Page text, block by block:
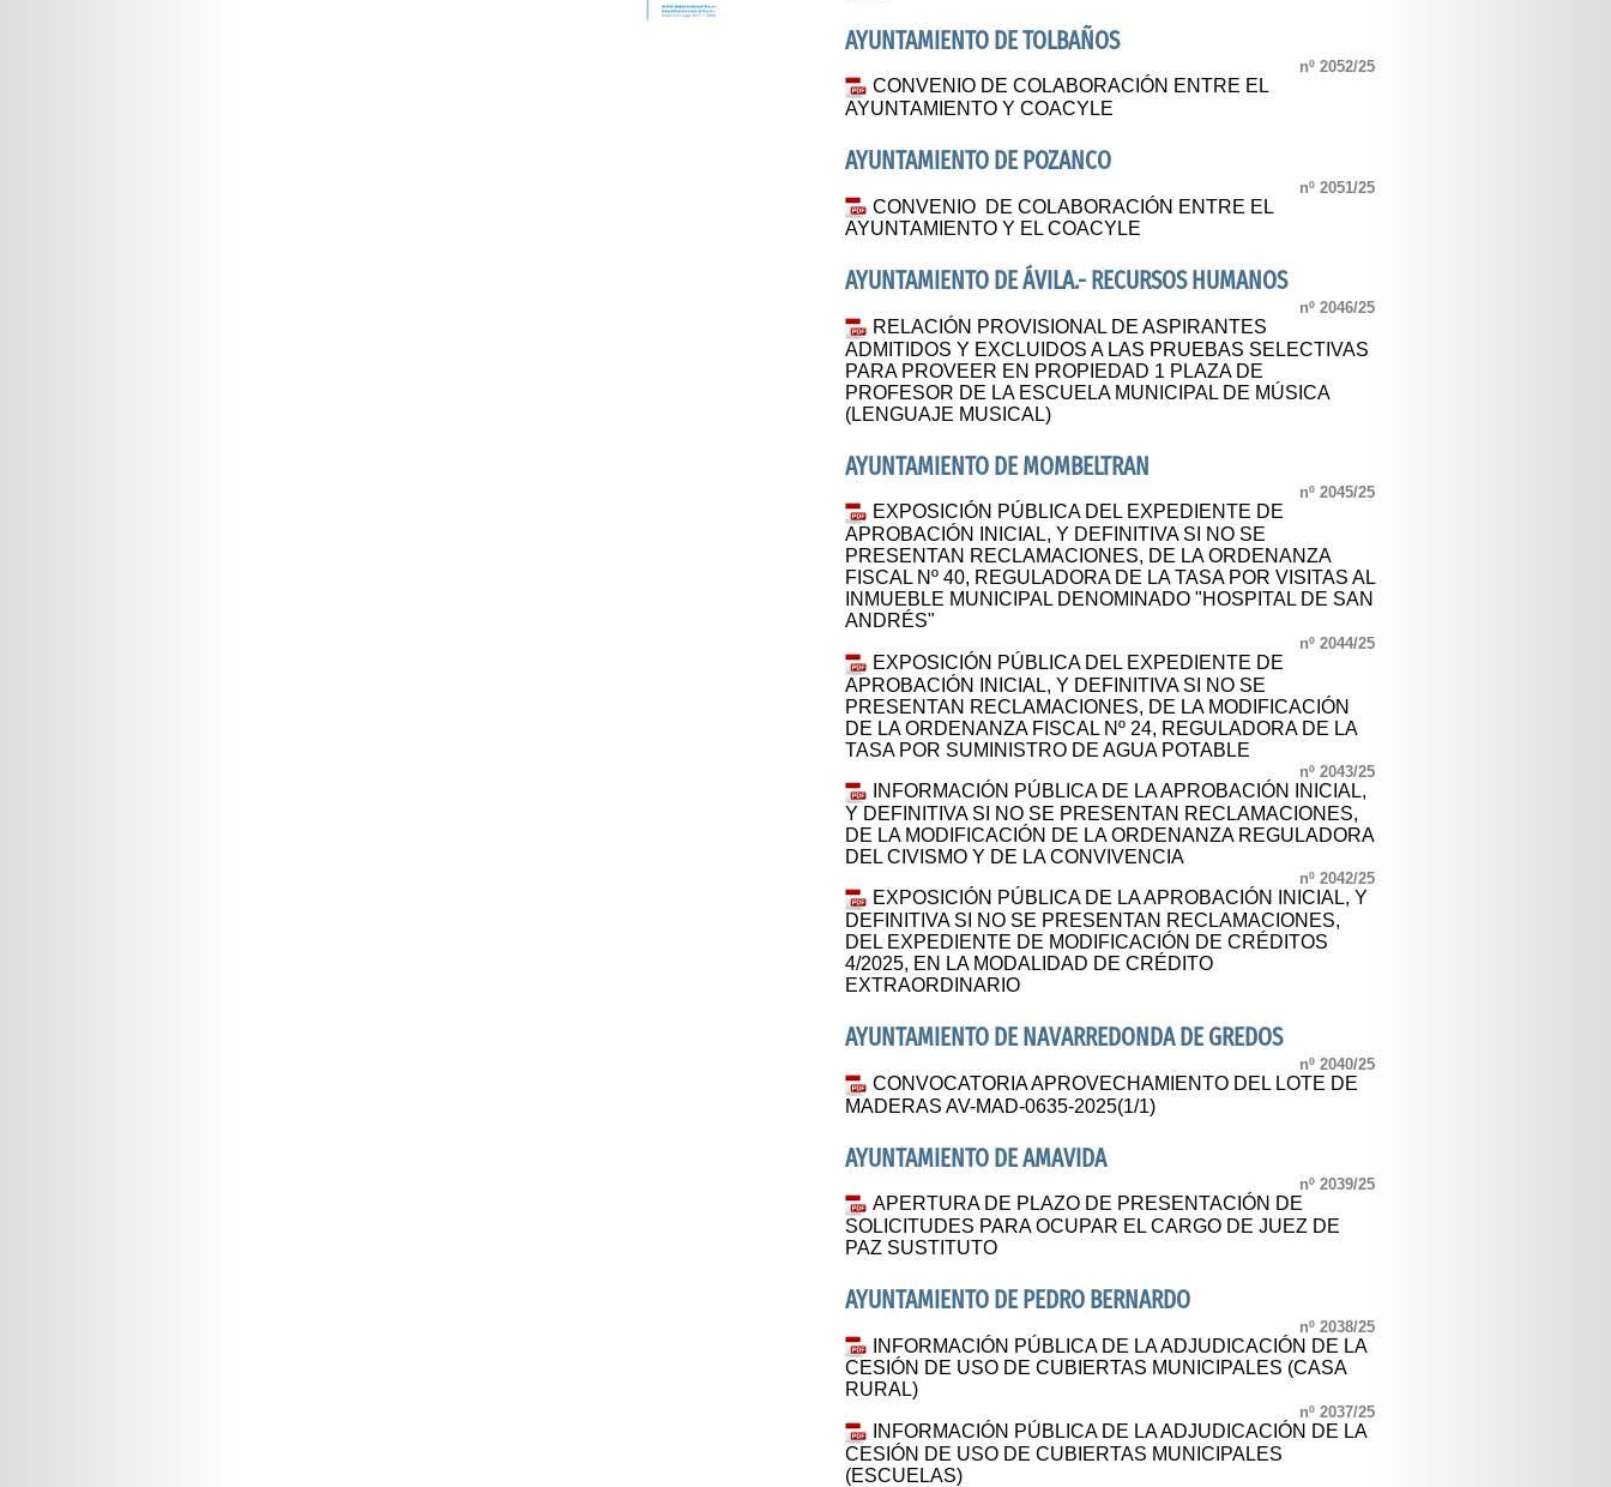
AYUNTAMIENTO DE TOLBAÑOS
nº 2052/25
CONVENIO DE COLABORACIÓN ENTRE EL
AYUNTAMIENTO Y COACYLE
AYUNTAMIENTO DE POZANCO
nº 2051/25
CONVENIO DE COLABORACIÓN ENTRE EL
AYUNTAMIENTO Y EL COACYLE
AYUNTAMIENTO DE ÁVILA.- RECURSOS HUMANOS
nº 2046/25
RELACIÓN PROVISIONAL DE ASPIRANTES
ADMITIDOS Y EXCLUIDOS A LAS PRUEBAS SELECTIVAS
PARA PROVEER EN PROPIEDAD 1 PLAZA DE
PROFESOR DE LA ESCUELA MUNICIPAL DE MÚSICA
(LENGUAJE MUSICAL)
AYUNTAMIENTO DE MOMBELTRAN
nº 2045/25
EXPOSICIÓN PÚBLICA DEL EXPEDIENTE DE
APROBACIÓN INICIAL, Y DEFINITIVA SI NO SE
PRESENTAN RECLAMACIONES, DE LA ORDENANZA
FISCAL Nº 40, REGULADORA DE LA TASA POR VISITAS AL
INMUEBLE MUNICIPAL DENOMINADO "HOSPITAL DE SAN
ANDRÉS"
nº 2044/25
EXPOSICIÓN PÚBLICA DEL EXPEDIENTE DE
APROBACIÓN INICIAL, Y DEFINITIVA SI NO SE
PRESENTAN RECLAMACIONES, DE LA MODIFICACIÓN
DE LA ORDENANZA FISCAL Nº 24, REGULADORA DE LA
TASA POR SUMINISTRO DE AGUA POTABLE
nº 2043/25
INFORMACIÓN PÚBLICA DE LA APROBACIÓN INICIAL,
Y DEFINITIVA SI NO SE PRESENTAN RECLAMACIONES,
DE LA MODIFICACIÓN DE LA ORDENANZA REGULADORA
DEL CIVISMO Y DE LA CONVIVENCIA
nº 2042/25
EXPOSICIÓN PÚBLICA DE LA APROBACIÓN INICIAL, Y
DEFINITIVA SI NO SE PRESENTAN RECLAMACIONES,
DEL EXPEDIENTE DE MODIFICACIÓN DE CRÉDITOS
4/2025, EN LA MODALIDAD DE CRÉDITO
EXTRAORDINARIO
AYUNTAMIENTO DE NAVARREDONDA DE GREDOS
nº 2040/25
CONVOCATORIA APROVECHAMIENTO DEL LOTE DE
MADERAS AV-MAD-0635-2025(1/1)
AYUNTAMIENTO DE AMAVIDA
nº 2039/25
APERTURA DE PLAZO DE PRESENTACIÓN DE
SOLICITUDES PARA OCUPAR EL CARGO DE JUEZ DE
PAZ SUSTITUTO
AYUNTAMIENTO DE PEDRO BERNARDO
nº 2038/25
INFORMACIÓN PÚBLICA DE LA ADJUDICACIÓN DE LA
CESIÓN DE USO DE CUBIERTAS MUNICIPALES (CASA
RURAL)
nº 2037/25
INFORMACIÓN PÚBLICA DE LA ADJUDICACIÓN DE LA
CESIÓN DE USO DE CUBIERTAS MUNICIPALES
(ESCUELAS)